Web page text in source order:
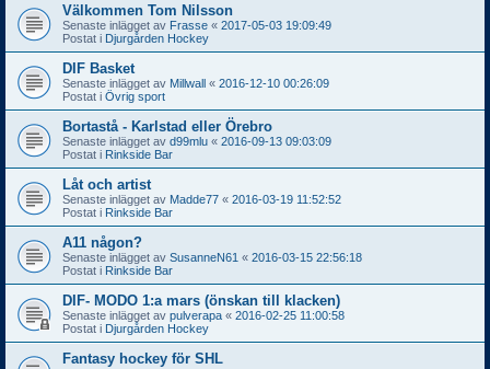
Välkommen Tom Nilsson
Senaste inlägget av Frasse « 2017-05-03 19:09:49
Postat i Djurgården Hockey
DIF Basket
Senaste inlägget av Millwall « 2016-12-10 00:26:09
Postat i Övrig sport
Bortastå - Karlstad eller Örebro
Senaste inlägget av d99mlu « 2016-09-13 09:03:09
Postat i Rinkside Bar
Låt och artist
Senaste inlägget av Madde77 « 2016-03-19 11:52:52
Postat i Rinkside Bar
A11 någon?
Senaste inlägget av SusanneN61 « 2016-03-15 22:56:18
Postat i Rinkside Bar
DIF- MODO 1:a mars (önskan till klacken)
Senaste inlägget av pulverapa « 2016-02-25 11:00:58
Postat i Djurgården Hockey
Fantasy hockey för SHL